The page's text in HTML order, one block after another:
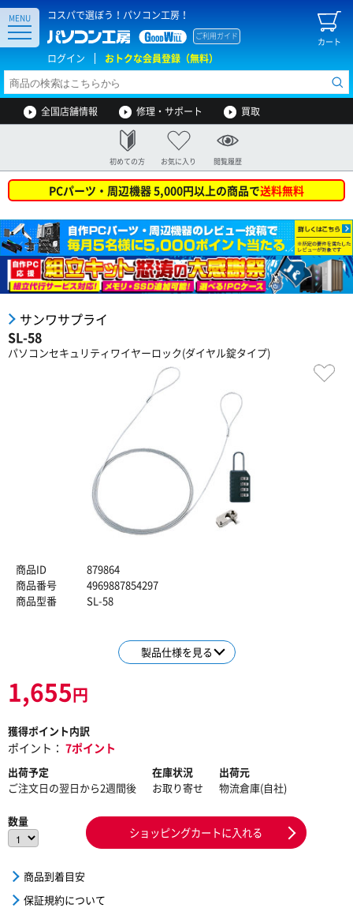
コスパで選ぼう！パソコン工房！
カート
ご利用ガイド
ログイン おトクな会員登録（無料）
MENU
全国店舗情報 修理・サポート 買取
初めての方 お気に入り 閲覧履歴
PCパーツ・周辺機器 5,000円以上の商品で送料無料
サンワサプライ
SL-58
パソコンセキュリティワイヤーロック(ダイヤル錠タイプ)
商品ID
879864
商品番号
4969887854297
商品型番
SL-58
製品仕様を見る
1,655円
獲得ポイント内訳
ポイント： 7ポイント
出荷予定
ご注文日の翌日から2週間後
在庫状況
お取り寄せ
出荷元
物流倉庫(自社)
数量
ショッピングカートに入れる
商品到着目安
保証規約について